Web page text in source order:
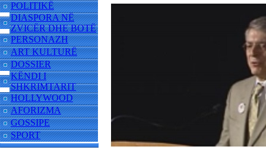
POLITIKË
DIASPORA NË
ZVICËR DHE BOTË
PERSONAZH
ART KULTURË
DOSSIER
KËNDI I
SHKRIMTARIT
HOLLYWOOD
AFORIZMA
GOSSIPE
SPORT